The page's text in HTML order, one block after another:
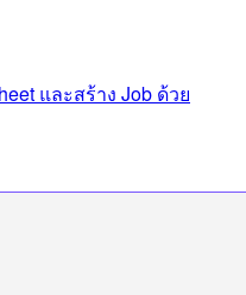
และสร้าง Job ด้วย